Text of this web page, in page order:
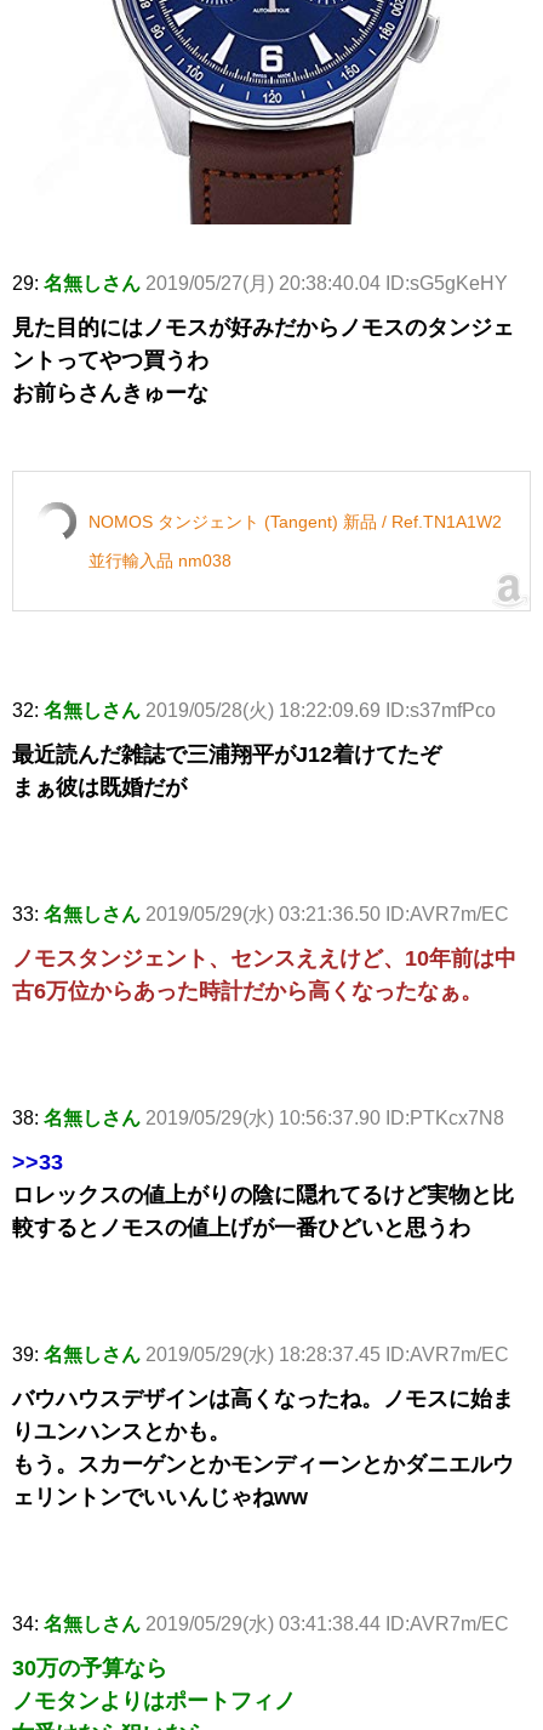
29: 名無しさん 2019/05/27(月) 20:38:40.04 ID:sG5gKeHY
見た目的にはノモスが好みだからノモスのタンジェ
ントってやつ買うわ
お前らさんきゅーな
NOMOS タンジェント (Tangent) 新品 / Ref.TN1A1W2
並行輸入品 nm038
32: 名無しさん 2019/05/28(火) 18:22:09.69 ID:s37mfPco
最近読んだ雑誌で三浦翔平がJ12着けてたぞ
まぁ彼は既婚だが
33: 名無しさん 2019/05/29(水) 03:21:36.50 ID:AVR7m/EC
ノモスタンジェント、センスええけど、10年前は中
古6万位からあった時計だから高くなったなぁ。
38: 名無しさん 2019/05/29(水) 10:56:37.90 ID:PTKcx7N8
>>33
ロレックスの値上がりの陰に隠れてるけど実物と比
較するとノモスの値上げが一番ひどいと思うわ
39: 名無しさん 2019/05/29(水) 18:28:37.45 ID:AVR7m/EC
バウハウスデザインは高くなったね。ノモスに始ま
りユンハンスとかも。
もう。スカーゲンとかモンディーンとかダニエルウ
ェリントンでいいんじゃねww
34: 名無しさん 2019/05/29(水) 03:41:38.44 ID:AVR7m/EC
30万の予算なら
ノモタンよりはポートフィノ